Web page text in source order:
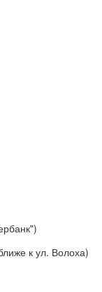
к ул. Волоха)